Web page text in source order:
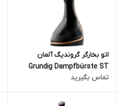
اتو بخارگر گروندیگ آلمان
Grundig Dampfbürste ST
7950- 1600 W
تماس بگیرید